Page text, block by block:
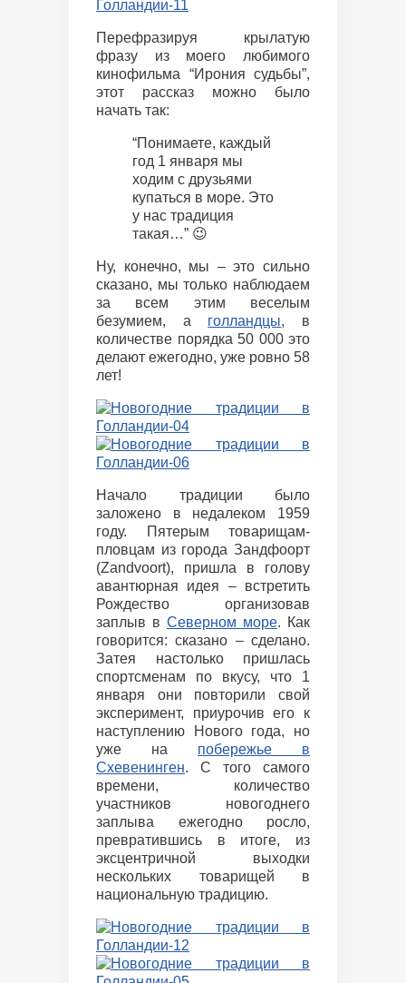
Перефразируя крылатую
фразу из моего любимого
кинофильма “Ирония судьбы”,
этот рассказ можно было
начать так:
“Понимаете, каждый
год 1 января мы
ходим с друзьями
купаться в море. Это
у нас традиция
такая…” 😉
Ну, конечно, мы – это сильно
сказано, мы только наблюдаем
за всем этим веселым
безумием, а голландцы, в
количестве порядка 50 000 это
делают ежегодно, уже ровно 58
лет!
Начало традиции было
заложено в недалеком 1959
году. Пятерым товарищам-
пловцам из города Зандфоорт
(Zandvoort), пришла в голову
авантюрная идея – встретить
Рождество организовав
заплыв в Северном море. Как
говорится: сказано – сделано.
Затея настолько пришлась
спортсменам по вкусу, что 1
января они повторили свой
эксперимент, приурочив его к
наступлению Нового года, но
уже на побережье в
Схевенинген. С того самого
времени, количество
участников новогоднего
заплыва ежегодно росло,
превратившись в итоге, из
эксцентричной выходки
нескольких товарищей в
национальную традицию.